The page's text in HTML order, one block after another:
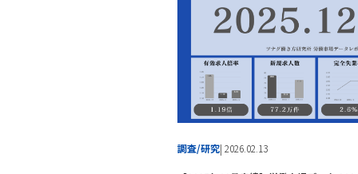
調査/研究| 2026.02.13